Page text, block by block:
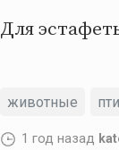
Для
животные
1 год назад